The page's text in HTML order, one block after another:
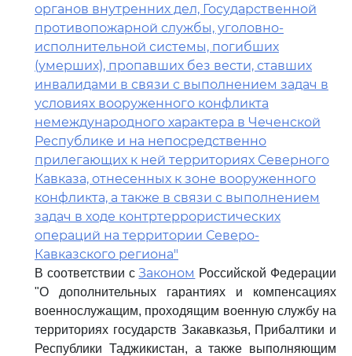
органов внутренних дел, Государственной
противопожарной службы, уголовно-
исполнительной системы, погибших
(умерших), пропавших без вести, ставших
инвалидами в связи с выполнением задач в
условиях вооруженного конфликта
немеждународного характера в Чеченской
Республике и на непосредственно
прилегающих к ней территориях Северного
Кавказа, отнесенных к зоне вооруженного
конфликта, а также в связи с выполнением
задач в ходе контртеррористических
операций на территории Северо-
Кавказского региона"
В соответствии сЗаконом Российской Федерации
"О дополнительных гарантиях и компенсациях
военнослужащим, проходящим военную службу на
территориях государств Закавказья, Прибалтики и
Республики Таджикистан, а также выполняющим